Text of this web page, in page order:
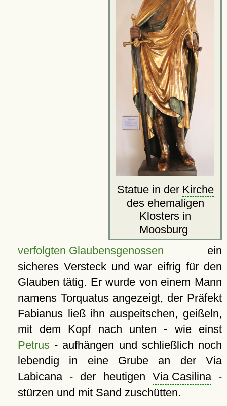
Statue in der Kirche
des ehemaligen
Klosters in
Moosburg
verfolgten Glaubensgenossen ein
sicheres Versteck und war eifrig für den
Glauben tätig. Er wurde von einem Mann
namens Torquatus angezeigt, der Präfekt
Fabianus ließ ihn auspeitschen, geißeln,
mit dem Kopf nach unten - wie einst
Petrus- aufhängen und schließlich noch
lebendig in eine Grube an der Via
Labicana - der heutigen Via Casilina-
stürzen und mit Sand zuschütten.